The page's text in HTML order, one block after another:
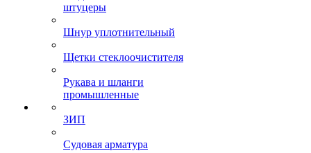
штуцеры
Шнур уплотнительный
Щетки стеклоочистителя
Рукава и шланги
промышленные
ЗИП
Судовая арматура